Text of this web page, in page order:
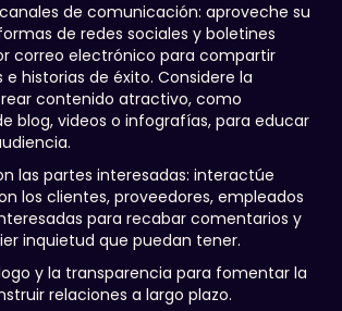
de comunicación: aproveche su
de redes sociales y boletines
correo electrónico para compartir
historias de éxito. Considere la
contenido atractivo, como
blog, videos o infografías, para educar
las partes interesadas: interactúe
los clientes, proveedores, empleados
para recabar comentarios y
inquietud que puedan tener.
y la transparencia para fomentar la
relaciones a largo plazo.